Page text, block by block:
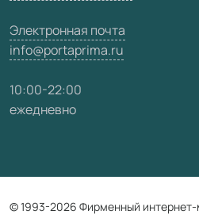
Электронная почта
info@portaprima.ru
10:00-22:00
ежедневно
© 1993-2026 Фирменный интернет-